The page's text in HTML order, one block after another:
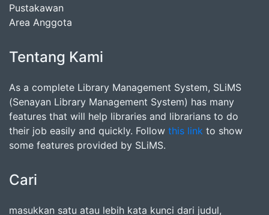
Pustakawan
Area Anggota
Tentang Kami
As a complete Library Management System, SLiMS
(Senayan Library Management System) has many
features that will help libraries and librarians to do
their job easily and quickly. Follow this link to show
some features provided by SLiMS.
Cari
masukkan satu atau lebih kata kunci dari judul,